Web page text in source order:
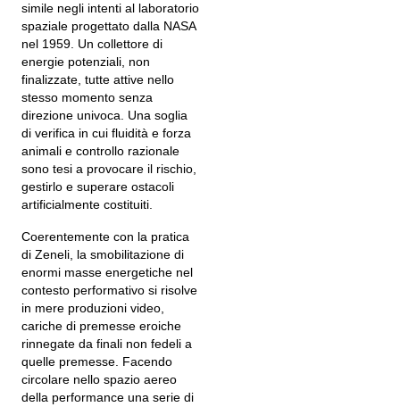
simile negli intenti al laboratorio
spaziale progettato dalla NASA
nel 1959. Un collettore di
energie potenziali, non
finalizzate, tutte attive nello
stesso momento senza
direzione univoca. Una soglia
di verifica in cui fluidità e forza
animali e controllo razionale
sono tesi a provocare il rischio,
gestirlo e superare ostacoli
artificialmente costituiti.
Coerentemente con la pratica
di Zeneli, la smobilitazione di
enormi masse energetiche nel
contesto performativo si risolve
in mere produzioni video,
cariche di premesse eroiche
rinnegate da finali non fedeli a
quelle premesse. Facendo
circolare nello spazio aereo
della performance una serie di